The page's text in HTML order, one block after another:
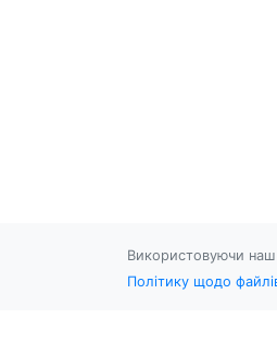
Використовуючи наш
Політику щодо